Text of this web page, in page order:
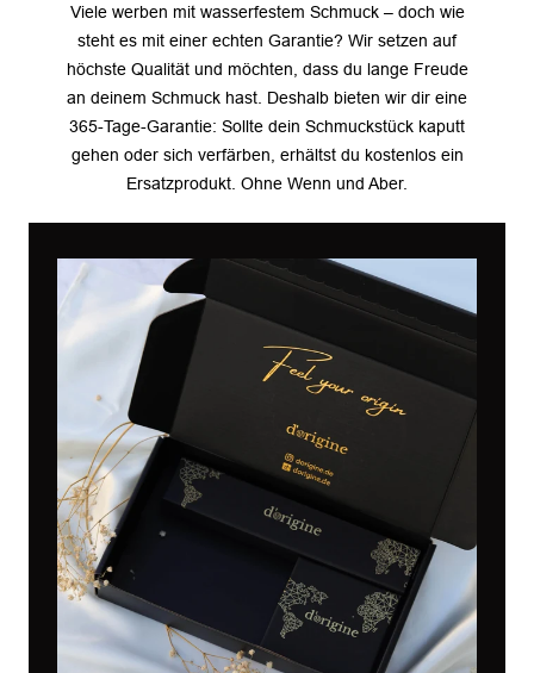
Viele werben mit wasserfestem Schmuck – doch wie
steht es mit einer echten Garantie? Wir setzen auf
höchste Qualität und möchten, dass du lange Freude
an deinem Schmuck hast. Deshalb bieten wir dir eine
365-Tage-Garantie: Sollte dein Schmuckstück kaputt
gehen oder sich verfärben, erhältst du kostenlos ein
Ersatzprodukt. Ohne Wenn und Aber.